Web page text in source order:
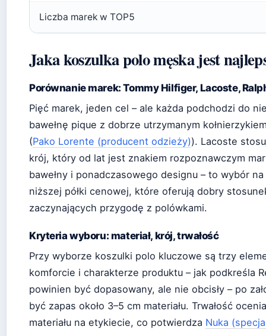
Liczba marek w TOP5
Jaka koszulka polo męska jest
Porównanie marek: Tommy Hilfiger, Lacoste,
Pięć marek, jeden cel – ale każda podchodzi do
bawełnę pique z dobrze utrzymanym
(Pako Lorente (producent odzieży)). Lacoste
krój, który od lat jest znakiem rozpoznawczym
bawełny i ponadczasowego designu – to wybór
niższej półki cenowej, które oferują dobry
zaczynających przygodę z polówkami.
Kryteria wyboru: materiał, krój, trwałość
Przy wyborze koszulki polo kluczowe są trzy
komforcie i charakterze produktu – jak podkreśla
powinien być dopasowany, ale nie obcisły – po
być zapas około 3–5 cm materiału. Trwałość
materiału na etykiecie, co potwierdza Nuka